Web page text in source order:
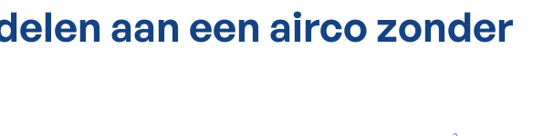
aan een airco zonder